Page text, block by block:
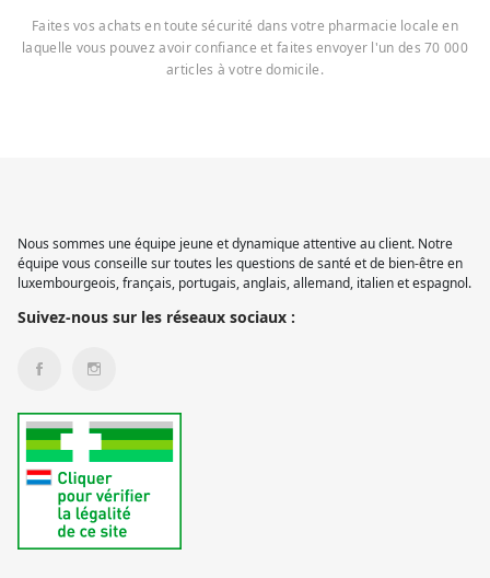
Faites vos achats en toute sécurité dans votre pharmacie locale en
laquelle vous pouvez avoir confiance et faites envoyer l'un des 70 000
articles à votre domicile.
Nous sommes une équipe jeune et dynamique attentive au client. Notre
équipe vous conseille sur toutes les questions de santé et de bien-être en
luxembourgeois, français, portugais, anglais, allemand, italien et espagnol.
Suivez-nous sur les réseaux sociaux :